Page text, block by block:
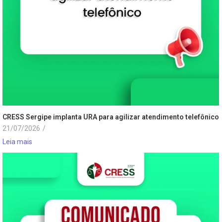
CRESS Sergipe implanta URA para agilizar atendimento telefônico
21/07/2026 /
Leia mais